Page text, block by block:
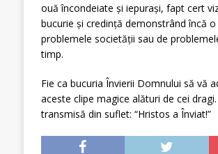
ouă încondeiate și iepurași, fapt cert
bucurie și credință demonstrând încă
problemele societății sau de
timp.
Fie ca bucuria Învierii Domnului să vă
aceste clipe magice alături de cei
transmisă din suflet: “Hristos a Înviat!”